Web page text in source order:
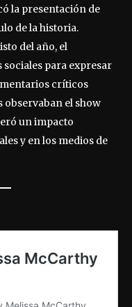
la presentación de
de la historia.
del año, el
para expresar
críticos
observaban el show
un impacto
y en los medios de